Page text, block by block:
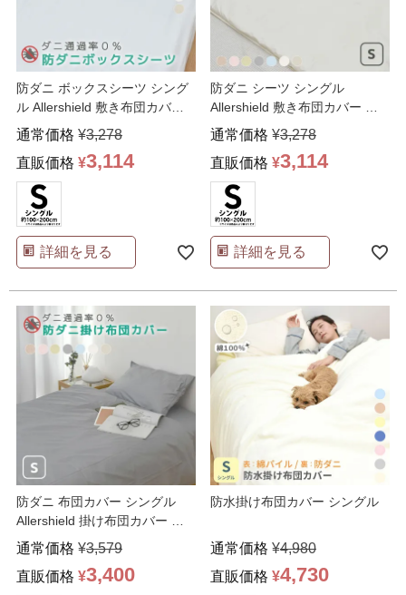
防ダニ ボックスシーツ シング
ル Allershield 敷き布団カバー
ベッド…
通常価格 ¥3,278
直販価格 ¥3,114
詳細を見る
防ダニ シーツ シングル
Allershield 敷き布団カバー ベ
ッドシーツ …
通常価格 ¥3,278
直販価格 ¥3,114
詳細を見る
防ダニ 布団カバー シングル
Allershield 掛け布団カバー ダ
ニ、花粉…
通常価格 ¥3,579
直販価格 ¥3,400
防水掛け布団カバー シングル
通常価格 ¥4,980
直販価格 ¥4,730